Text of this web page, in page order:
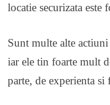
locatie securizata este
Sunt multe alte
iar ele tin foarte mult
parte, de experienta